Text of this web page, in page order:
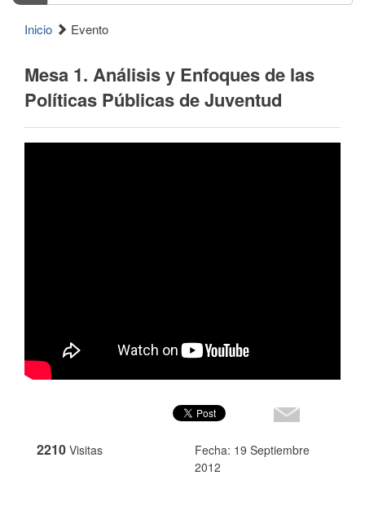
Inicio Evento
Mesa 1. Análisis y Enfoques de las
Políticas Públicas de Juventud
2210 Visitas
Fecha: 19 Septiembre
2012